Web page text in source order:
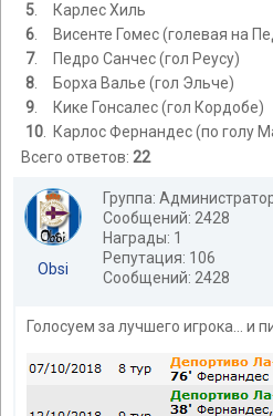
5
Карлес Хиль
6
Висенте Гомес (голевая на
7.
Педро Санчес (гол Реусу)
8
Борха Валье (гол Эльче)
9
Кике Гонсалес (гол Кордобе)
10
Карлос Фернандес (по голу
Всего ответов: 22
Obsi
Группа:
Сообщений: 2428
Награды: 1
Репутация: 106
Сообщений: 2428
Голосуем за лучшего игрока... и